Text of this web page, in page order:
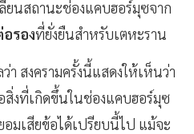
นสถานะช่องแคบฮอร์มุซจาก
รองที่ยั่งยืนสำหรับเตหะราน
า สงครามครั้งนี้แสดงให้เห็นว่า
งที่เกิดขึ้นในช่องแคบฮอร์มุซ
อมเสียข้อได้เปรียบนี้ไป แม้จะ